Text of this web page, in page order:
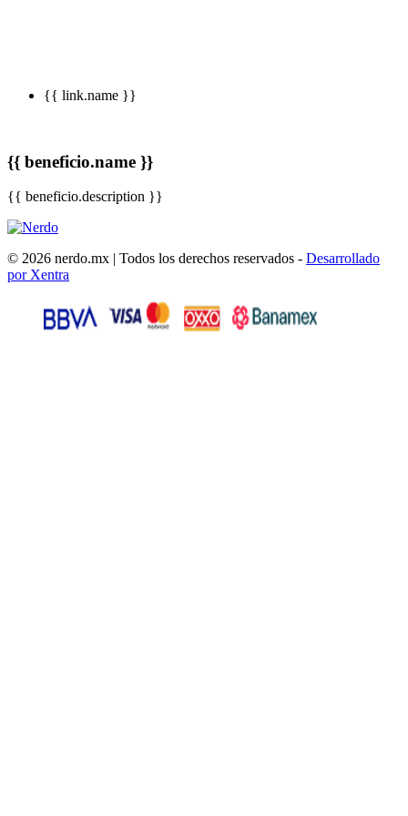
{{ link.name }}
{{ beneficio.name }}
{{ beneficio.description }}
© 2026 nerdo.mx | Todos los derechos reservados - Desarrollado
por Xentra